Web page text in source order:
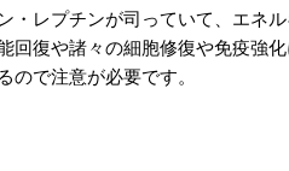
・レプチンが司っていて、エネ
回復や諸々の細胞修復や免疫強
ので注意が必要です。